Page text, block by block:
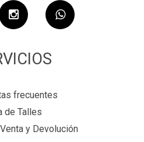
frecuentes
de Talles
y Devolución